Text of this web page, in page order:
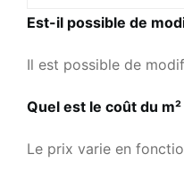
Est-il possible de
Il est possible de
Quel est le coût du
Le prix varie en